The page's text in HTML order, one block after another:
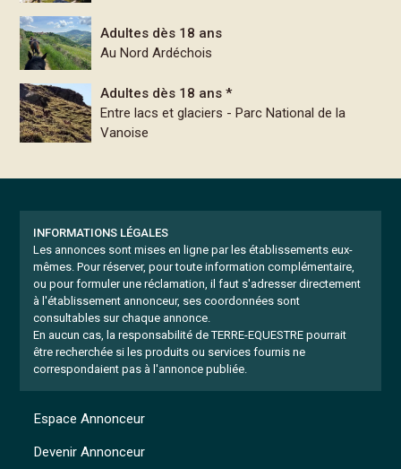
Adultes dès 18 ans
Au Nord Ardéchois
Adultes dès 18 ans *
Entre lacs et glaciers - Parc National de la
Vanoise
INFORMATIONS LÉGALES
Les annonces sont mises en ligne par les établissements eux-
mêmes. Pour réserver, pour toute information complémentaire,
ou pour formuler une réclamation, il faut s'adresser directement
à l'établissement annonceur, ses coordonnées sont
consultables sur chaque annonce.
En aucun cas, la responsabilité de TERRE-EQUESTRE pourrait
être recherchée si les produits ou services fournis ne
correspondaient pas à l'annonce publiée.
Espace Annonceur
Devenir Annonceur